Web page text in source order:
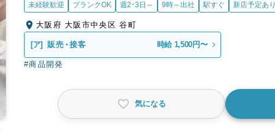
未経験歓迎 ブランクOK 週2・3日～ 9時～出社 駅すぐ 新店予定あり
大阪府 大阪市中央区 谷町
[ア] 販売・接客 時給 1,500円〜
#商品開発
気になる